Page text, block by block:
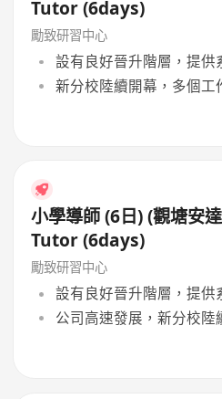
Tutor (6days)
勵致研習中心
設有良好晉升階層，提供
新分校陸續開幕，多個工
小學導師 (6日) (觀塘
Tutor (6days)
勵致研習中心
設有良好晉升階層，提供
公司高速發展，新分校陸